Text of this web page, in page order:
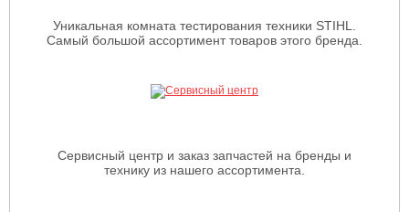
Уникальная комната тестирования техники STIHL.
Самый большой ассортимент товаров этого бренда.
Сервисный центр и заказ запчастей на бренды и
технику из нашего ассортимента.